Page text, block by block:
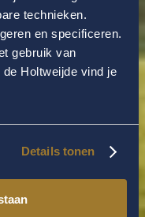
technieken.
en specificeren.
gebruik van
Holtweijde vind je
Details tonen
van uw